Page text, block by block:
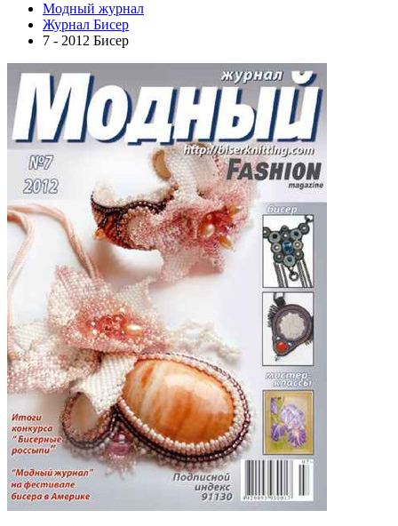
Модный журнал
Журнал Бисер
7 - 2012 Бисер